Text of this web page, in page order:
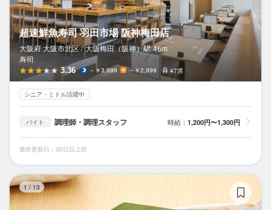
超速鮮魚寿司 羽田市場 阪神梅田店
大阪府 大阪市北区 / 大阪梅田（阪神）駅 46m
寿司
3.36 ～￥3,999 ～￥2,999 47席
シニア・ミドル活躍中
バイト 調理師・調理スタッフ 時給： 1,200円〜1,300円
最終更新日：30日以上前
1 / 13